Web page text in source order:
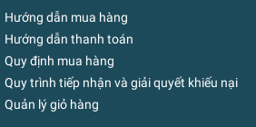
Hướng dẫn mua hàng
Hướng dẫn thanh toán
Quy định mua hàng
Quy trình tiếp nhận và giải quyết khiếu nại
Quản lý giỏ hàng